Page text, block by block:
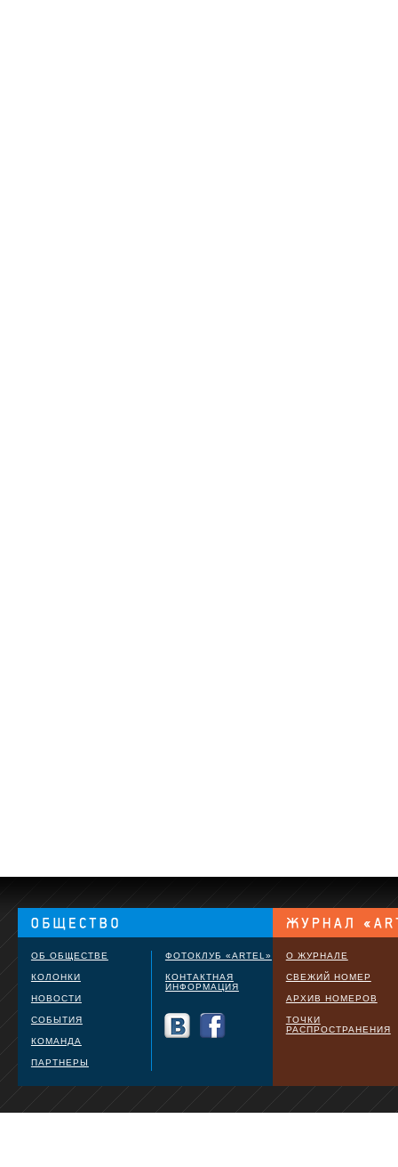
ОБ ОБЩЕСТВЕ
КОЛОНКИ
НОВОСТИ
СОБЫТИЯ
КОМАНДА
ПАРТНЕРЫ
ФОТОКЛУБ «ARTEL»
КОНТАКТНАЯ
ИНФОРМАЦИЯ
О ЖУРНАЛЕ
СВЕЖИЙ НОМЕР
АРХИВ НОМЕРОВ
ТОЧКИ
РАСПРОСТРАНЕНИЯ